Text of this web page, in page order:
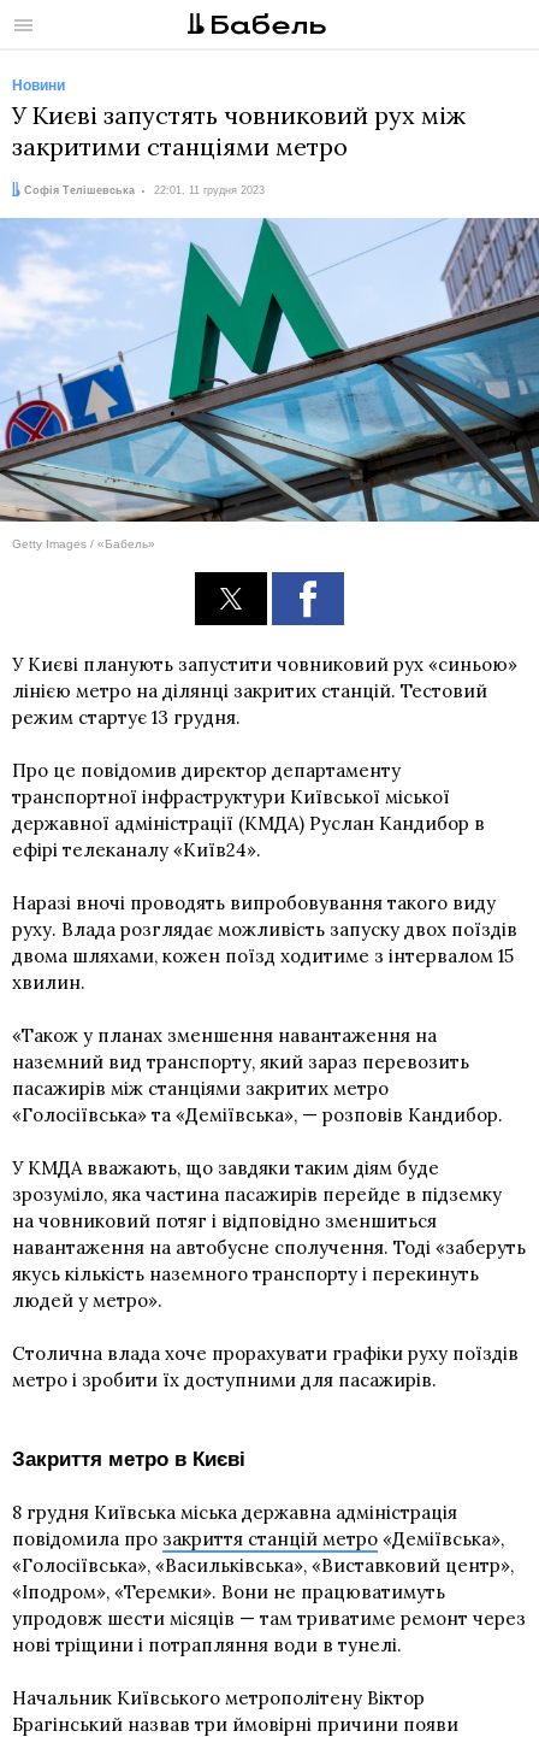
Меню
Новини
У Києві запустять човниковий рух між
закритими станціями метро
Автор:
Софія Телішевська
Дата: 22:01, 11 грудня 2023
Getty Images / «Бабель»
У Києві планують запустити човниковий рух «синьою»
лінією метро на ділянці закритих станцій. Тестовий
режим стартує 13 грудня.
Про це повідомив директор департаменту
транспортної інфраструктури Київської міської
державної адміністрації (КМДА) Руслан Кандибор в
ефірі телеканалу «Київ24».
Наразі вночі проводять випробовування такого виду
руху. Влада розглядає можливість запуску двох поїздів
двома шляхами, кожен поїзд ходитиме з інтервалом 15
хвилин.
«Також у планах зменшення навантаження на
наземний вид транспорту, який зараз перевозить
пасажирів між станціями закритих метро
«Голосіївська» та «Деміївська», — розповів Кандибор.
У КМДА вважають, що завдяки таким діям буде
зрозуміло, яка частина пасажирів перейде в підземку
на човниковий потяг і відповідно зменшиться
навантаження на автобусне сполучення. Тоді «заберуть
якусь кількість наземного транспорту і перекинуть
людей у метро».
Столична влада хоче прорахувати графіки руху поїздів
метро і зробити їх доступними для пасажирів.
Закриття метро в Києві
8 грудня Київська міська державна адміністрація
повідомила про закриття станцій метро «Деміївська»,
«Голосіївська», «Васильківська», «Виставковий центр»,
«Іподром», «Теремки». Вони не працюватимуть
упродовж шести місяців — там триватиме ремонт через
нові тріщини і потрапляння води в тунелі.
Начальник Київського метрополітену Віктор
Брагінський назвав три ймовірні причини появи